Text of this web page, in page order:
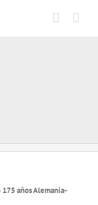
años Alemania-